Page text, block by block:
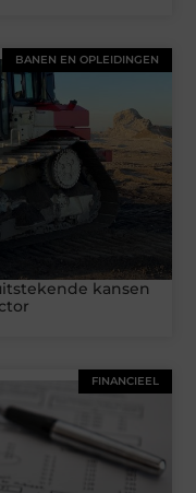
BANEN EN OPLEIDINGEN
kansen
FINANCIEEL